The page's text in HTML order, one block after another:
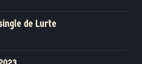
de Lurte